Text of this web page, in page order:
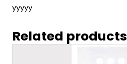
yyyyy
Related products